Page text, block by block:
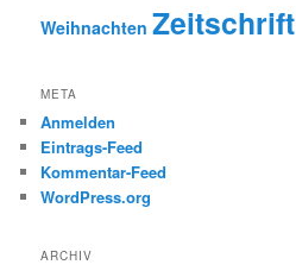
Weihnachten Zeitschrift
META
Anmelden
Eintrags-Feed
Kommentar-Feed
WordPress.org
ARCHIV